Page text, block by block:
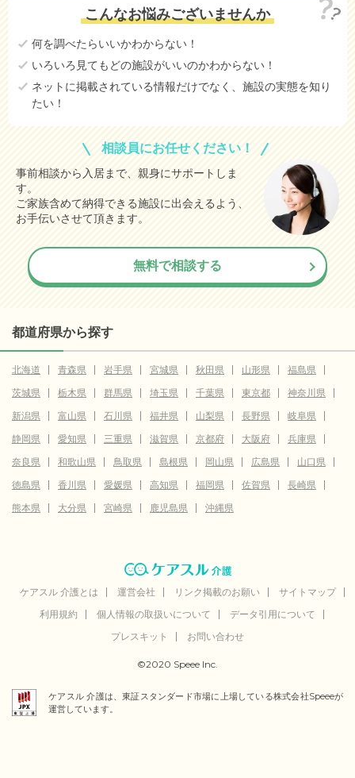
こんなお悩みございませんか
何を調べたらいいかわからない！
いろいろ見てもどの施設がいいのかわからない！
ネットに掲載されている情報だけでなく、施設の実態を知り
たい！
相談員にお任せください！
事前相談から入居まで、親身にサポートしま
す。
ご家族含めて納得できる施設に出会えるよう、
お手伝いさせて頂きます。
無料で相談する
都道府県から探す
北海道 青森県 岩手県 宮城県 秋田県 山形県
福島県
茨城県
栃木県 群馬県 埼玉県 千葉県 東京都
神奈川県
新潟県
富山県 石川県 福井県 山梨県 長野県
岐阜県
静岡県
愛知県 三重県 滋賀県 京都府 大阪府
兵庫県
奈良県
和歌山県 鳥取県 島根県 岡山県 広島県
山口県
徳島県
香川県 愛媛県 高知県 福岡県 佐賀県
長崎県
熊本県
大分県 宮崎県 鹿児島県 沖縄県
ケアスル 介護とは 運営会社 リンク掲載のお願い
サイトマップ
利用規約
個人情報の取扱いについて
データ引用について
プレスキット
お問い合わせ
©2020 Speee Inc.
ケアスル 介護は、東証スタンダード市場に上場している株式会社Speeeが
運営しています。